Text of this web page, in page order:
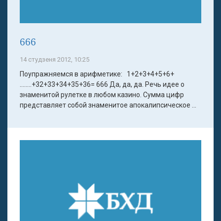
666
14 студзеня 2012, 10:25
Поупражняемся в арифметике: 1+2+3+4+5+6+
……..+32+33+34+35+36= 666 Да, да, да. Речь идее о
знаменитой рулетке в любом казино. Сумма цифр
представляет собой знаменитое апокалипсическое ...